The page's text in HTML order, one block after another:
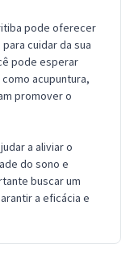
pode oferecer
cuidar da sua
pode esperar
acupuntura,
promover o
a aliviar o
do sono e
buscar um
a eficácia e